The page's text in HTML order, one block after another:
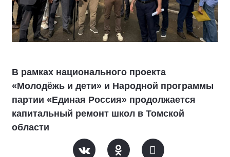
В рамках национального проекта
«Молодёжь и дети» и Народной программы
партии «Единая Россия» продолжается
капитальный ремонт школ в Томской
области